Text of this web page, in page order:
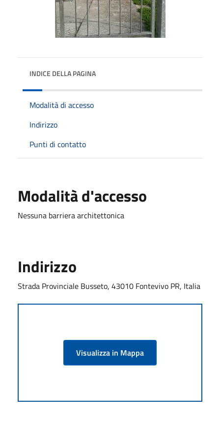
INDICE DELLA PAGINA
Modalità di accesso
Indirizzo
Punti di contatto
Modalità d'accesso
Nessuna barriera architettonica
Indirizzo
Strada Provinciale Busseto, 43010 Fontevivo PR, Italia
Visualizza in Mappa